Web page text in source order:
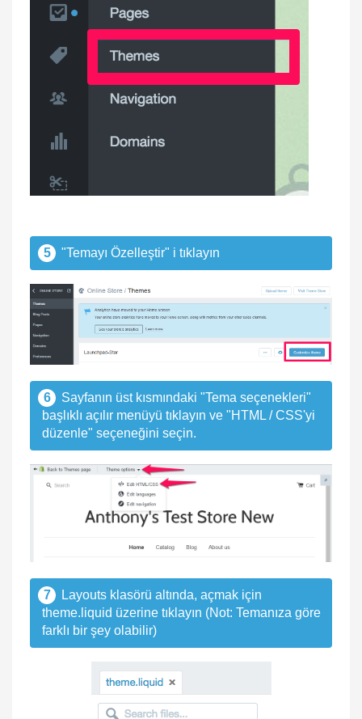
5 "Temayı Özelleştir" i tıklayın
6
Sayfanın üst kısmındaki "Tema seçenekleri"
başlıklı açılır menüyü tıklayın ve "HTML / CSS'yi
düzenle" seçeneğini seçin.
7
Layouts klasörü altında, açmak için
theme.liquid üzerine tıklayın (Not: Temanıza göre
farklı bir şey olabilir)